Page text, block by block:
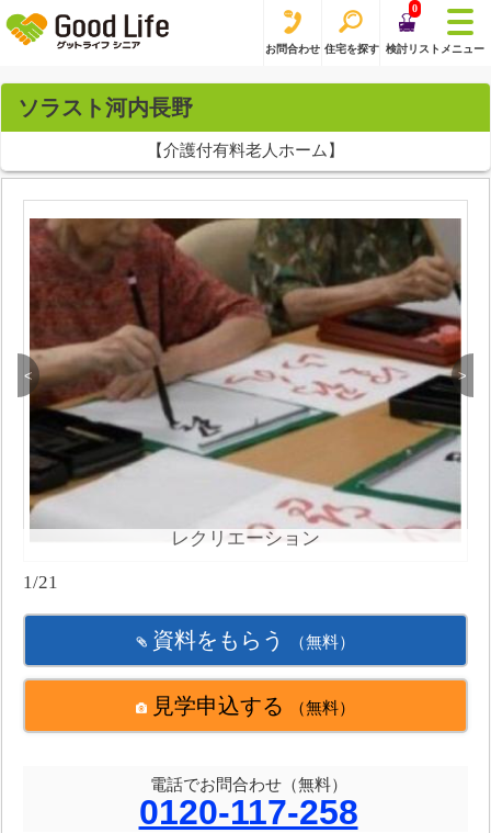
お問合わせ 住宅を探す
0
検討リスト メニュー
ソラスト河内長野
【介護付有料老人ホーム】
<
レクリエーション
>
1/21
資料をもらう （無料）
見学申込する （無料）
電話でお問合わせ（無料）
0120-117-258